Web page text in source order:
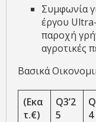
Συμφωνία
έργου
παροχή
αγροτικές
Βασικά
(Εκα
τ.€)
Q3’2
5
Q
4